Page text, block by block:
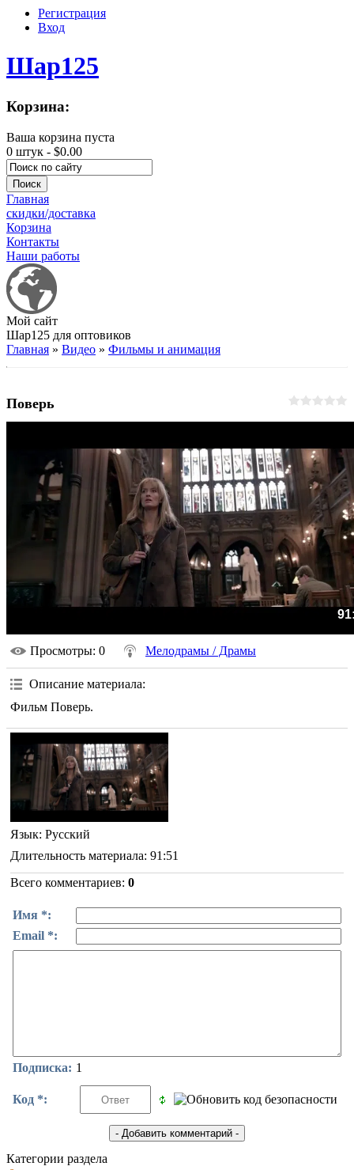
Регистрация
Вход
Шар125
Корзина:
Ваша корзина пуста
0 штук - $0.00
Главная
скидки/доставка
Корзина
Контакты
Наши работы
Мой сайт
Шар125 для оптовиков
Главная » Видео » Фильмы и анимация
Поверь
Просмотры: 0 Мелодрамы / Драмы
Описание материала:
Фильм Поверь.
Язык: Русский
Длительность материала: 91:51
Всего комментариев: 0
Имя *:
Email *:
Подписка: 1
Код *:
Категории раздела